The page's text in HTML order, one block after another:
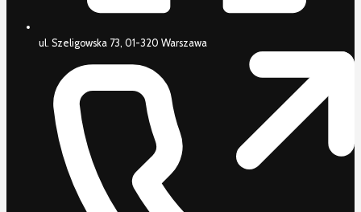
ul. Szeligowska 73, 01-320 Warszawa